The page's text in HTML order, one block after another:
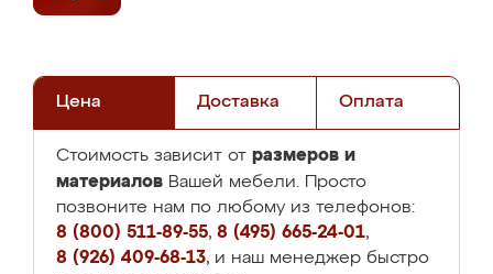
Цена Доставка Оплата
Стоимость зависит от размеров и
материалов Вашей мебели. Просто
позвоните нам по любому из телефонов:
8 (800) 511-89-55, 8 (495) 665-24-01,
8 (926) 409-68-13, и наш менеджер быстро